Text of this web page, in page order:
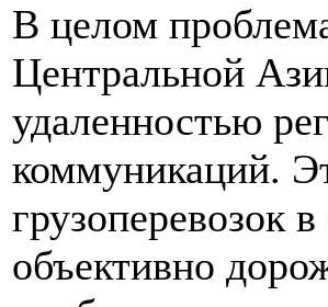
В целом
Центральной
удаленностью
коммуникаций.
грузоперевозок
объективно